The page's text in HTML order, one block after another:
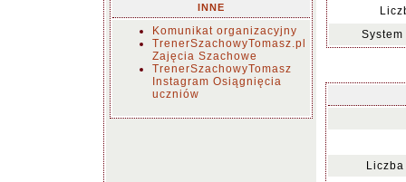
INNE
Komunikat organizacyjny
TrenerSzachowyTomasz.pl
Zajęcia Szachowe
TrenerSzachowyTomasz
Instagram Osiągnięcia
uczniów